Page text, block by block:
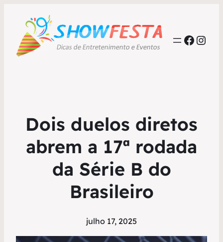
Dois duelos diretos
abrem a 17ª rodada
da Série B do
Brasileiro
julho 17, 2025